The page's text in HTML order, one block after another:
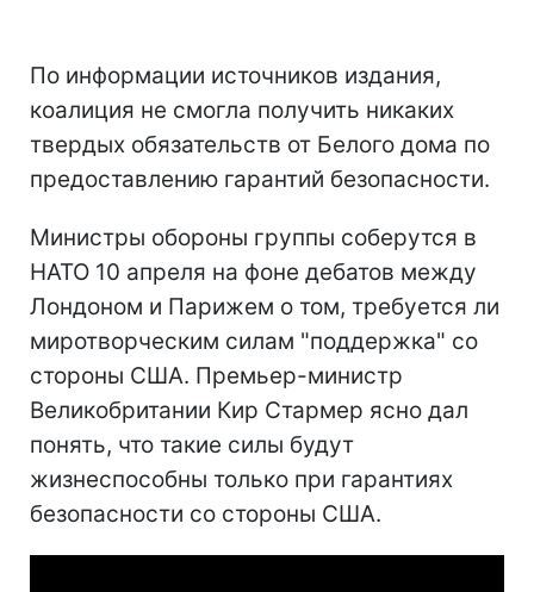
По информации источников издания,
коалиция не смогла получить никаких
твердых обязательств от Белого дома по
предоставлению гарантий безопасности.
Министры обороны группы соберутся в
НАТО 10 апреля на фоне дебатов между
Лондоном и Парижем о том, требуется ли
миротворческим силам "поддержка" со
стороны США. Премьер-министр
Великобритании Кир Стармер ясно дал
понять, что такие силы будут
жизнеспособны только при гарантиях
безопасности со стороны США.